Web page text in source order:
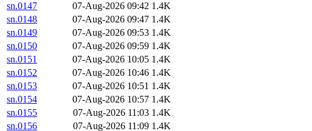
sn.0147
07-Aug-2026 09:42 1.4K
sn.0148
07-Aug-2026 09:47 1.4K
sn.0149
07-Aug-2026 09:53 1.4K
sn.0150
07-Aug-2026 09:59 1.4K
sn.0151
07-Aug-2026 10:05 1.4K
sn.0152
07-Aug-2026 10:46 1.4K
sn.0153
07-Aug-2026 10:51 1.4K
sn.0154
07-Aug-2026 10:57 1.4K
sn.0155
07-Aug-2026 11:03 1.4K
sn.0156
07-Aug-2026 11:09 1.4K